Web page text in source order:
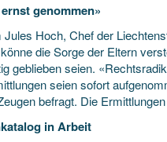
genommen»
Hoch, Chef der
die Sorge der Eltern
geblieben seien.
seien sofort
befragt. Die
in Arbeit